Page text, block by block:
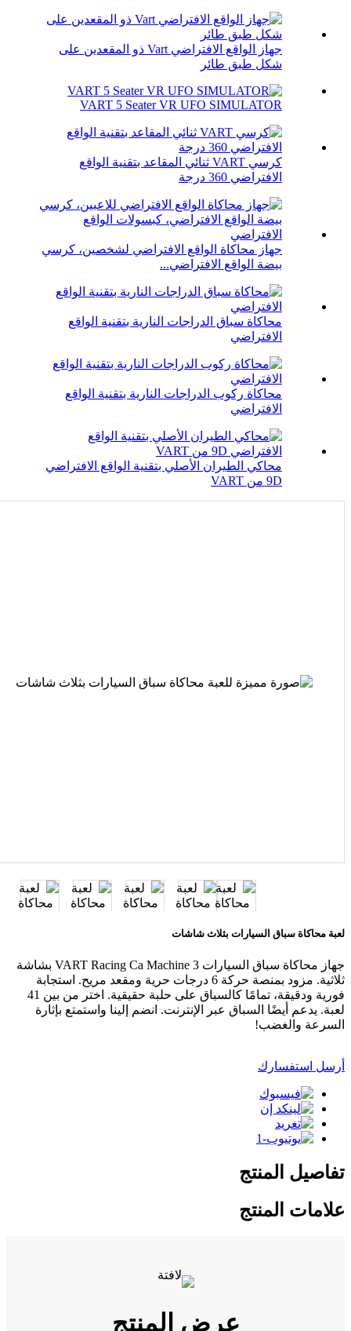
جهاز الواقع الافتراضي Vart ذو المقعدين على
شكل طبق طائر
VART 5 Seater VR UFO SIMULATOR
كرسي VART ثنائي المقاعد بتقنية الواقع
الافتراضي 360 درجة
جهاز محاكاة الواقع الافتراضي لشخصين، كرسي
بيضة الواقع الافتراضي...
محاكاة سباق الدراجات النارية بتقنية الواقع
الافتراضي
محاكاة ركوب الدراجات النارية بتقنية الواقع
الافتراضي
محاكي الطيران الأصلي بتقنية الواقع الافتراضي
9D من VART
لعبة محاكاة سباق السيارات بثلاث شاشات
جهاز محاكاة سباق السيارات VART Racing Ca Machine 3 بشاشة
ثلاثية. مزود بمنصة حركة 6 درجات حرية ومقعد مريح. استجابة
فورية ودقيقة، تمامًا كالسباق على حلبة حقيقية. اختر من بين 41
لعبة. يدعم أيضًا السباق عبر الإنترنت. انضم إلينا واستمتع بإثارة
السرعة والغضب!
أرسل استفسارك
تفاصيل المنتج
علامات المنتج
عرض المنتج